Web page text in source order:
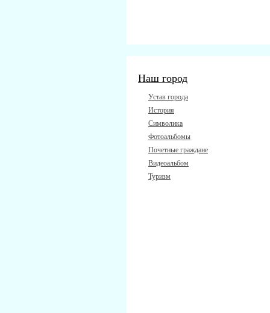
Наш город
Устав города
История
Символика
Фотоальбомы
Почетные граждане
Видеоальбом
Туризм